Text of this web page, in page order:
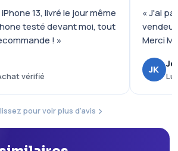
13, livré le jour même
testé devant moi, tout
! »
vérifié
« J'ai
Merci
JK
pour voir plus d'avis